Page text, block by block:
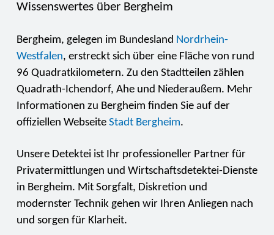
Wissenswertes über Bergheim
Bergheim, gelegen im Bundesland Nordrhein-
Westfalen, erstreckt sich über eine Fläche von rund
96 Quadratkilometern. Zu den Stadtteilen zählen
Quadrath-Ichendorf, Ahe und Niederaußem. Mehr
Informationen zu Bergheim finden Sie auf der
offiziellen Webseite Stadt Bergheim.
Unsere Detektei ist Ihr professioneller Partner für
Privatermittlungen und Wirtschaftsdetektei-Dienste
in Bergheim. Mit Sorgfalt, Diskretion und
modernster Technik gehen wir Ihren Anliegen nach
und sorgen für Klarheit.